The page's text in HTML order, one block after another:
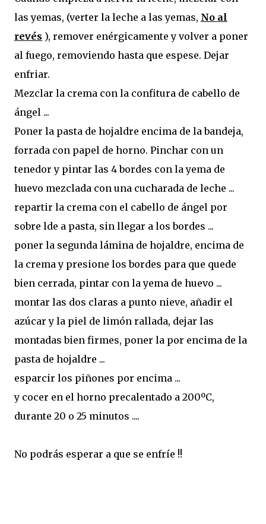
las yemas, (verter la leche a las yemas, No al
revés ), remover enérgicamente y volver a poner
al fuego, removiendo hasta que espese. Dejar
enfriar.
Mezclar la crema con la confitura de cabello de
ángel ...
Poner la pasta de hojaldre encima de la bandeja,
forrada con papel de horno. Pinchar con un
tenedor y pintar las 4 bordes con la yema de
huevo mezclada con una cucharada de leche ...
repartir la crema con el cabello de ángel por
sobre lde a pasta, sin llegar a los bordes ...
poner la segunda lámina de hojaldre, encima de
la crema y presione los bordes para que quede
bien cerrada, pintar con la yema de huevo ...
montar las dos claras a punto nieve, añadir el
azúcar y la piel de limón rallada, dejar las
montadas bien firmes, poner la por encima de la
pasta de hojaldre ...
esparcir los piñones por encima ...
y cocer en el horno precalentado a 200ºC,
durante 20 o 25 minutos ....
No podrás esperar a que se enfríe !!